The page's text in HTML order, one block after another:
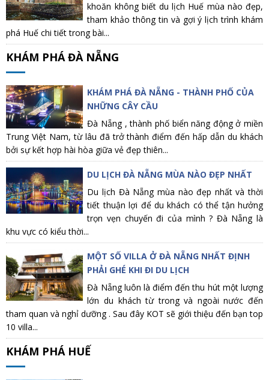
khoăn không biết du lịch Huế mùa nào đẹp,
tham khảo thông tin và gợi ý lịch trình khám
phá Huế chi tiết trong bài...
KHÁM PHÁ ĐÀ NẴNG
KHÁM PHÁ ĐÀ NẴNG - THÀNH PHỐ CỦA
NHỮNG CÂY CẦU
Đà Nẵng , thành phố biển năng động ở miền
Trung Việt Nam, từ lâu đã trở thành điểm đến hấp dẫn du khách
bởi sự kết hợp hài hòa giữa vẻ đẹp thiên...
DU LỊCH ĐÀ NẴNG MÙA NÀO ĐẸP NHẤT
Du lịch Đà Nẵng mùa nào đẹp nhất và thời
tiết thuận lợi để du khách có thể tận hưởng
trọn vẹn chuyến đi của mình ? Đà Nẵng là
khu vực có kiểu thời...
MỘT SỐ VILLA Ở ĐÀ NẴNG NHẤT ĐỊNH
PHẢI GHÉ KHI ĐI DU LỊCH
Đà Nẵng luôn là điểm đến thu hút một lượng
lớn du khách từ trong và ngoài nước đến
tham quan và nghỉ dưỡng . Sau đây KOT sẽ giới thiệu đến bạn top
10 villa...
KHÁM PHÁ HUẾ